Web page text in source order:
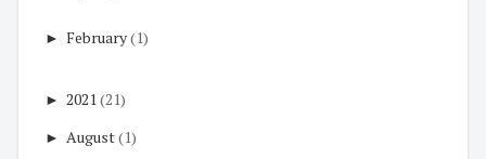
► February(1)
► 2021 (21)
► August(1)